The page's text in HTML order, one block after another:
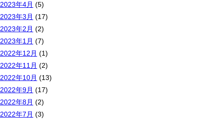
2023年4月 (5)
2023年3月 (17)
2023年2月 (2)
2023年1月 (7)
2022年12月 (1)
2022年11月 (2)
2022年10月 (13)
2022年9月 (17)
2022年8月 (2)
2022年7月 (3)